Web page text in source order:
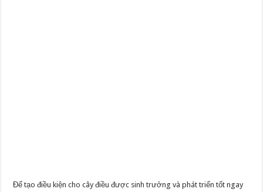
Để tạo điều kiện cho cây điều được sinh trưởng và phát triển tốt ngay